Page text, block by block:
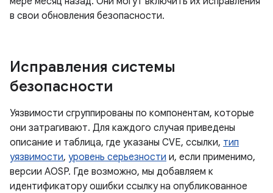
в свои обновления безопасности.
Исправления системы
безопасности
Уязвимости сгруппированы по компонентам, которые
они затрагивают. Для каждого случая приведены
описание и таблица, где указаны CVE, ссылки, тип
уязвимости, уровень серьезности и, если применимо,
версии AOSP. Где возможно, мы добавляем к
идентификатору ошибки ссылку на опубликованное